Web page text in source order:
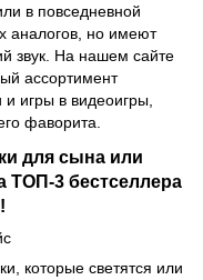
в повседневной
аналогов, но имеют
звук. На нашем сайте
ассортимент
и игры в видеоигры,
фаворита.
для сына или
ТОП-3 бестселлера
которые светятся или